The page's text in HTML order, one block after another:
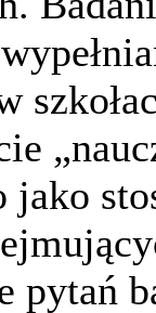
jako
pytań